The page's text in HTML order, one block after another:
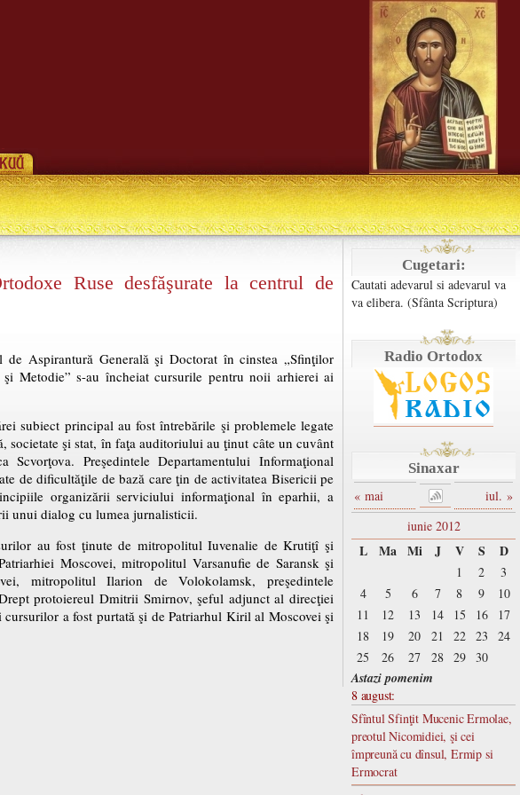
Cugetari:
Cautati adevarul si adevarul va
va elibera. (Sfânta Scriptura)
Radio Ortodox
Sinaxar
« mai
iul. »
iunie 2012
L Ma Mi J V S D
1 2
3
4
5 6 7 8 9
10
11
12 13 14 15 16
17
18
19 20 21 22 23
24
25
26 27 28 29 30
Astazi pomenim
8 august:
Sfîntul Sfinţit Mucenic Ermolae,
preotul Nicomidiei, şi cei
împreună cu dînsul, Ermip si
Ermocrat
Ruse desfăşurate la centrul de
Aspirantură Generală şi Doctorat în cinstea „Sfinţilor
Metodie” s-au încheiat cursurile pentru noii arhierei ai
subiect principal au fost întrebările şi problemele legate
societate şi stat, în faţa auditoriului au ţinut câte un cuvânt
Preşedintele Departamentului Informaţional
de dificultăţile de bază care ţin de activitatea Bisericii pe
organizării serviciului informaţional în eparhii, a
unui dialog cu lumea jurnalisticii.
au fost ţinute de mitropolitul Iuvenalie de Krutiţî şi
Moscovei, mitropolitul Varsanufie de Saransk şi
mitropolitul Ilarion de Volokolamsk, preşedintele
protoiereul Dmitrii Smirnov, şeful adjunct al direcţiei
a fost purtată şi de Patriarhul Kiril al Moscovei şi